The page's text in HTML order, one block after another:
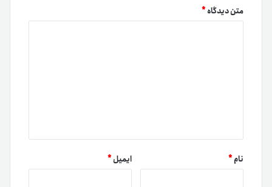
متن دیدگاه*
نام* ایمیل*